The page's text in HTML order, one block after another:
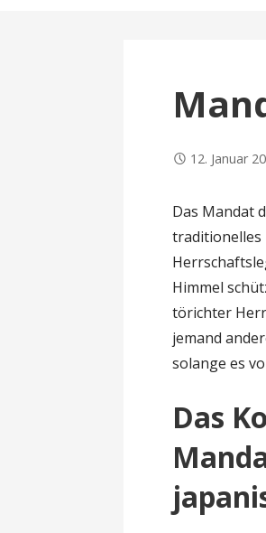
12. Januar
Das Mandat
traditionelles
Himmel
törichter
jemand
solange es
Das